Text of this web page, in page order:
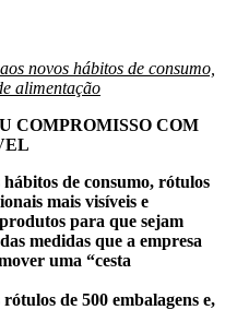
novos hábitos de consumo,
alimentação
COMPROMISSO COM
de consumo, rótulos
mais visíveis e
para que sejam
medidas que a empresa
uma “cesta
de 500 embalagens e,